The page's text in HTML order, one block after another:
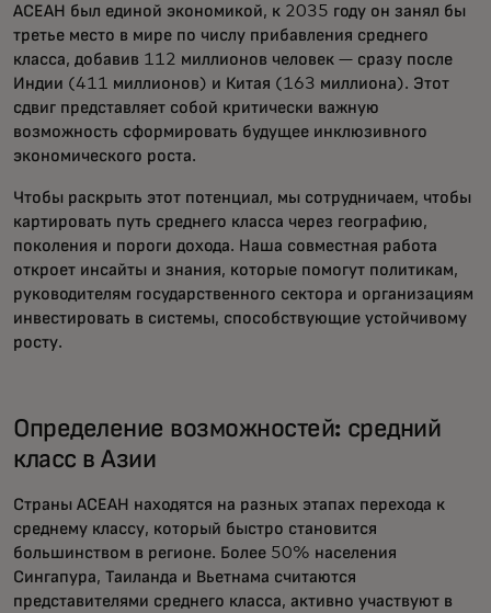
АСЕАН был единой экономикой, к 2035 году он занял бы
третье место в мире по числу прибавления среднего
класса, добавив 112 миллионов человек — сразу после
Индии (411 миллионов) и Китая (163 миллиона). Этот
сдвиг представляет собой критически важную
возможность сформировать будущее инклюзивного
экономического роста.
Чтобы раскрыть этот потенциал, мы сотрудничаем, чтобы
картировать путь среднего класса через географию,
поколения и пороги дохода. Наша совместная работа
откроет инсайты и знания, которые помогут политикам,
руководителям государственного сектора и организациям
инвестировать в системы, способствующие устойчивому
росту.
Определение возможностей: средний
класс в Азии
Страны АСЕАН находятся на разных этапах перехода к
среднему классу, который быстро становится
большинством в регионе. Более 50% населения
Сингапура, Таиланда и Вьетнама считаются
представителями среднего класса, активно участвуют в